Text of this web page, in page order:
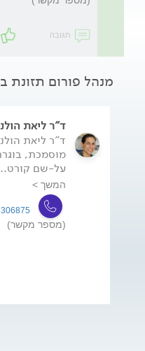
תגובה
מנהל פורום תזונת
ד"ר ליאת
ד"ר ליאת
מוסמכת,
על-שם
המשך >
(מספר מקשר)